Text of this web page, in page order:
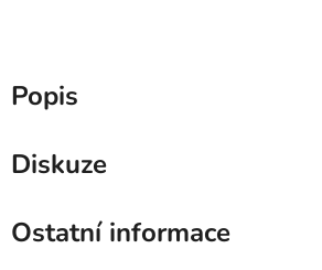
Popis
Diskuze
Ostatní informace